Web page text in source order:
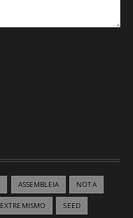
ASSEMBLEIA NOTA
EXTREMISMO SEED